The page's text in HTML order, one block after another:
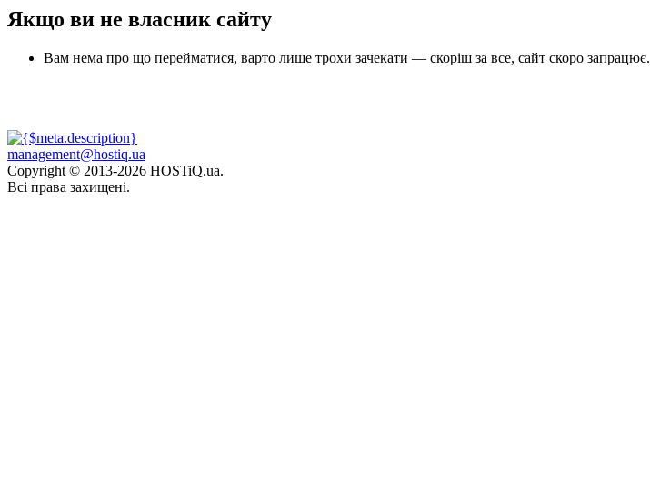
Якщо ви не власник сайту
Вам нема про що перейматися, варто лише трохи зачекати — скоріш за все, сайт скоро запрацює.
management@hostiq.ua
Copyright © 2013-2026 HOSTiQ.ua.
Всі права захищені.